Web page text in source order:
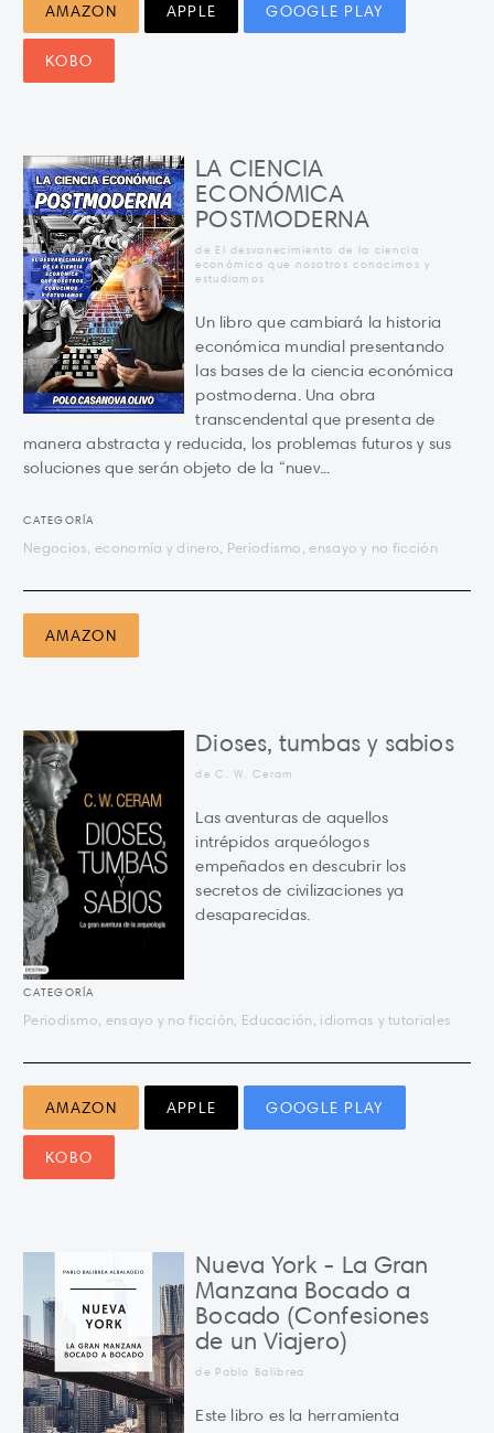
AMAZON APPLE GOOGLE PLAY
KOBO
LA CIENCIA
ECONÓMICA
POSTMODERNA
de El desvanecimiento de la ciencia
económica que nosotros conocimos y
estudiamos
Un libro que cambiará la historia
económica mundial presentando
las bases de la ciencia económica
postmoderna. Una obra
transcendental que presenta de
manera abstracta y reducida, los problemas futuros y sus
soluciones que serán objeto de la “nuev...
CATEGORÍA
Negocios, economía y dinero, Periodismo, ensayo y no ficción
AMAZON
Dioses, tumbas y sabios
de C. W. Ceram
Las aventuras de aquellos
intrépidos arqueólogos
empeñados en descubrir los
secretos de civilizaciones ya
desaparecidas.
CATEGORÍA
Periodismo, ensayo y no ficción, Educación, idiomas y tutoriales
AMAZON APPLE GOOGLE PLAY
KOBO
Nueva York - La Gran
Manzana Bocado a
Bocado (Confesiones
de un Viajero)
de Pablo Balibrea
Este libro es la herramienta